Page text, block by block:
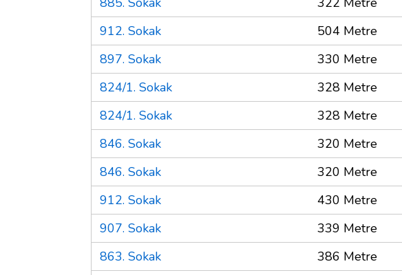
912. Sokak
504 Metre
897. Sokak
330 Metre
824/1. Sokak
328 Metre
824/1. Sokak
328 Metre
846. Sokak
320 Metre
846. Sokak
320 Metre
912. Sokak
430 Metre
907. Sokak
339 Metre
863. Sokak
386 Metre